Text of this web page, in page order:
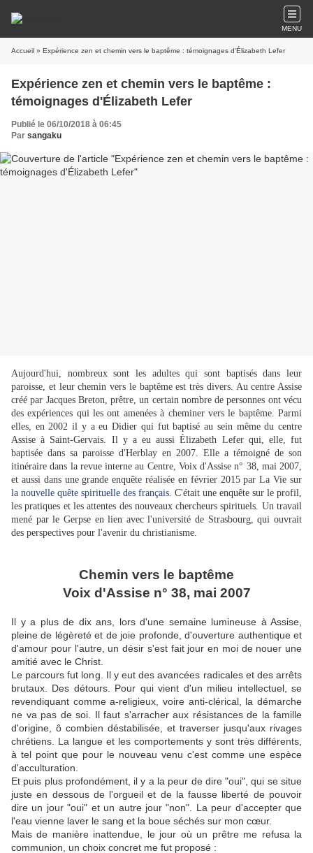
MENU
Accueil » Expérience zen et chemin vers le baptême : témoignages d'Élizabeth Lefer
Expérience zen et chemin vers le baptême :
témoignages d'Élizabeth Lefer
Publié le 06/10/2018 à 06:45
Par sangaku
Aujourd'hui, nombreux sont les adultes qui sont baptisés dans leur
paroisse, et leur chemin vers le baptême est très divers. Au centre Assise
créé par Jacques Breton, prêtre, un certain nombre de personnes ont vécu
des expériences qui les ont amenées à cheminer vers le baptême. Parmi
elles, en 2002 il y a eu Didier qui fut baptisé au sein même du centre
Assise à Saint-Gervais. Il y a eu aussi Élizabeth Lefer qui, elle, fut
baptisée dans sa paroisse d'Herblay en 2007. Elle a témoigné de son
itinéraire dans la revue interne au Centre, Voix d'Assise n° 38, mai 2007,
et aussi dans une grande enquête réalisée en février 2015 par La Vie sur
la nouvelle quête spirituelle des français. C'était une enquête sur le profil,
les pratiques et les attentes des nouveaux chercheurs spirituels. Un travail
mené par le Gerpse en lien avec l'université de Strasbourg, qui ouvrait
des perspectives pour l'avenir du christianisme.
Chemin vers le baptême
Voix d'Assise n° 38, mai 2007
Il y a plus de dix ans, lors d'une semaine lumineuse à Assise,
pleine de légèreté et de joie profonde, d'ouverture authentique et
d'amour pour l'autre, un désir s'est fait jour en moi de nouer une
amitié avec le Christ.
Le parcours fut long. Il y eut des avancées radicales et des arrêts
brutaux. Des détours. Pour qui vient d'un milieu intellectuel, se
revendiquant comme a-religieux, voire anti-clérical, la démarche
ne va pas de soi. Il faut s'arracher aux résistances de la famille
d'origine, ô combien déstabilisée, et traverser jusqu'aux rivages
chrétiens. La langue et les comportements y sont très différents,
à tel point que pour le nouveau venu c'est comme une espèce
d'acculturation.
Et puis plus profondément, il y a la peur de dire "oui", qui se situe
juste en dessous de l'orgueil et de la fausse liberté de pouvoir
dire un jour "oui" et un autre jour "non". La peur d'accepter que
l'eau vienne laver le sang et la boue séchés sur mon cœur.
Mais de manière inattendue, le jour où un prêtre me refusa la
communion, un choix concret me fut proposé :